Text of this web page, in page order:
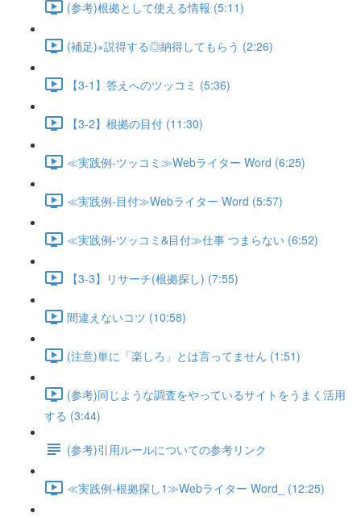
(参考)根拠として使える情報 (5:11)
(補足)×説得する◎納得してもらう (2:26)
【3-1】答えへのツッコミ (5:36)
【3-2】根拠の目付 (11:30)
≪実践例-ツッコミ≫Webライター Word (6:25)
≪実践例-目付≫Webライター Word (5:57)
≪実践例-ツッコミ&目付≫仕事 つまらない (6:52)
【3-3】リサーチ(根拠探し) (7:55)
間違えないコツ (10:58)
(注意)単に「楽しろ」とは言ってません (1:51)
(参考)同じような調査をやっているサイトをうまく活用
する (3:44)
(参考)引用ルールについての参考リンク
≪実践例-根拠探し1≫Webライター Word_ (12:25)